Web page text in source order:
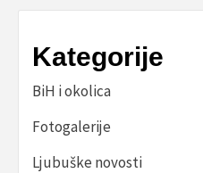
Kategorije
BiH i okolica
Fotogalerije
Ljubuške novosti